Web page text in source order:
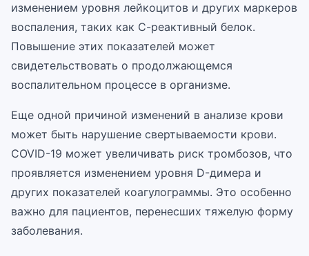
изменением уровня лейкоцитов и других маркеров
воспаления, таких как С-реактивный белок.
Повышение этих показателей может
свидетельствовать о продолжающемся
воспалительном процессе в организме.
Еще одной причиной изменений в анализе крови
может быть нарушение свертываемости крови.
COVID-19 может увеличивать риск тромбозов, что
проявляется изменением уровня D-димера и
других показателей коагулограммы. Это особенно
важно для пациентов, перенесших тяжелую форму
заболевания.